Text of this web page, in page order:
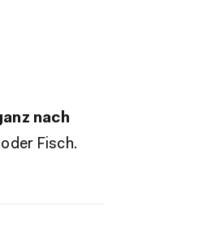
nach
Fisch.